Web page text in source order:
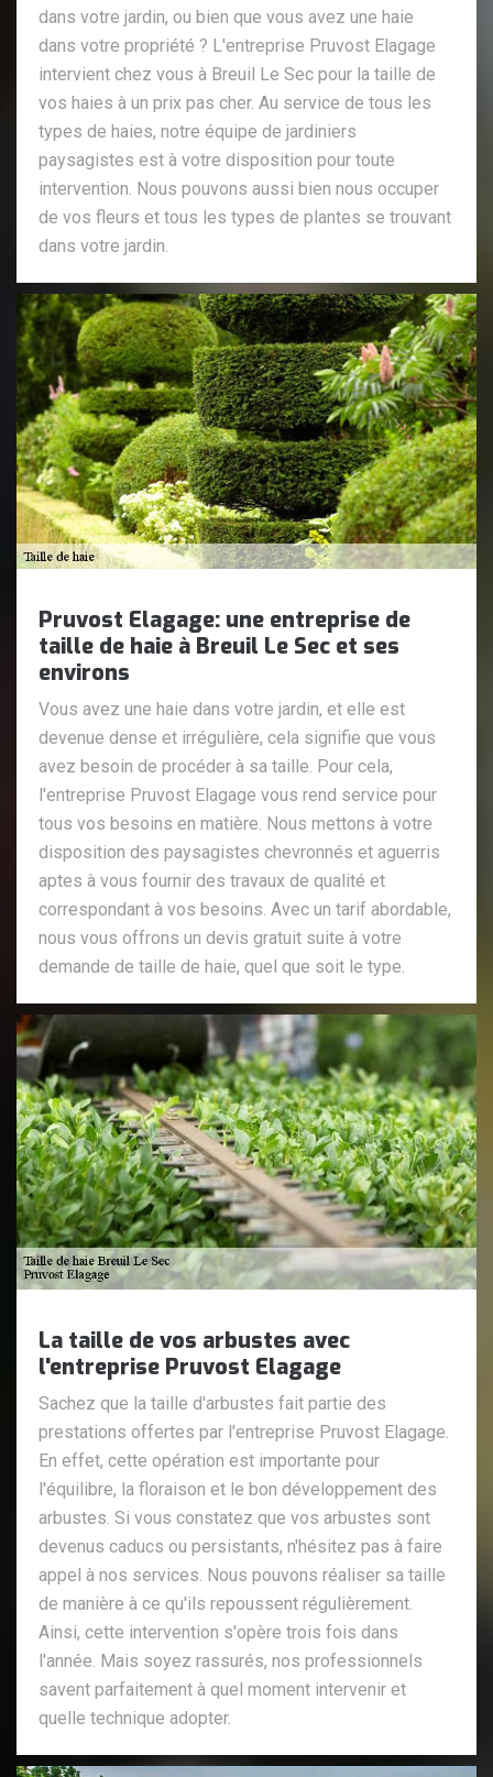
dans votre jardin, ou bien que vous avez une haie
dans votre propriété ? L'entreprise Pruvost Elagage
intervient chez vous à Breuil Le Sec pour la taille de
vos haies à un prix pas cher. Au service de tous les
types de haies, notre équipe de jardiniers
paysagistes est à votre disposition pour toute
intervention. Nous pouvons aussi bien nous occuper
de vos fleurs et tous les types de plantes se trouvant
dans votre jardin.
Pruvost Elagage: une entreprise de
taille de haie à Breuil Le Sec et ses
environs
Vous avez une haie dans votre jardin, et elle est
devenue dense et irrégulière, cela signifie que vous
avez besoin de procéder à sa taille. Pour cela,
l'entreprise Pruvost Elagage vous rend service pour
tous vos besoins en matière. Nous mettons à votre
disposition des paysagistes chevronnés et aguerris
aptes à vous fournir des travaux de qualité et
correspondant à vos besoins. Avec un tarif abordable,
nous vous offrons un devis gratuit suite à votre
demande de taille de haie, quel que soit le type.
La taille de vos arbustes avec
l'entreprise Pruvost Elagage
Sachez que la taille d'arbustes fait partie des
prestations offertes par l'entreprise Pruvost Elagage.
En effet, cette opération est importante pour
l'équilibre, la floraison et le bon développement des
arbustes. Si vous constatez que vos arbustes sont
devenus caducs ou persistants, n'hésitez pas à faire
appel à nos services. Nous pouvons réaliser sa taille
de manière à ce qu'ils repoussent régulièrement.
Ainsi, cette intervention s'opère trois fois dans
l'année. Mais soyez rassurés, nos professionnels
savent parfaitement à quel moment intervenir et
quelle technique adopter.